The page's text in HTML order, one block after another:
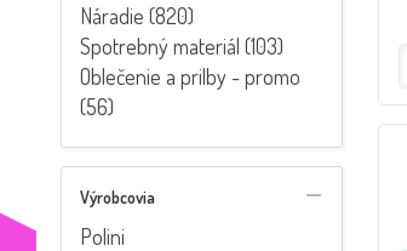
Náradie (820)
Spotrebný materiál (103)
Oblečenie a prilby - promo
(56)
Výrobcovia
Polini